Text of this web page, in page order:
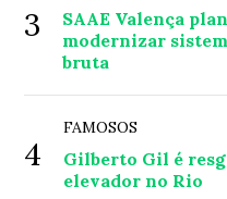
3
SAAE Valença
modernizar
bruta
4
FAMOSOS
Gilberto Gil é
elevador no Rio